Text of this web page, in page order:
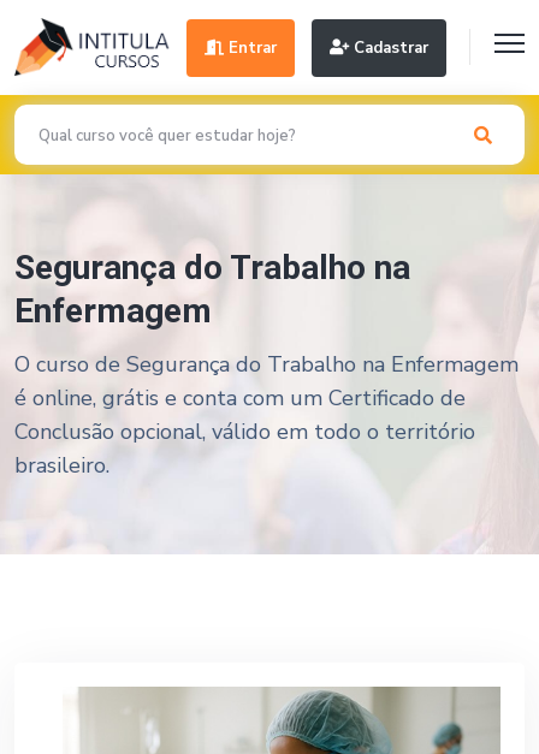
Entrar Cadastrar
Segurança do Trabalho na
Enfermagem
O curso de Segurança do Trabalho na Enfermagem
é online, grátis e conta com um Certificado de
Conclusão opcional, válido em todo o território
brasileiro.